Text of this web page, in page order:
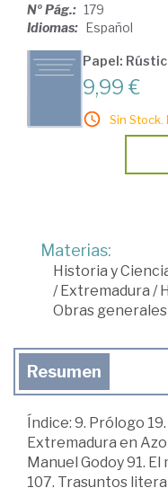
Nº Pág.: 179
Idiomas: Español
Papel:
9,99 €
Sin Stock.
Materias:
Historia y
/Extremadura /
Obras generales
Resumen
Índice: 9. Prólogo
Extremadura en
Manuel Godoy 91.
107. Trasuntos